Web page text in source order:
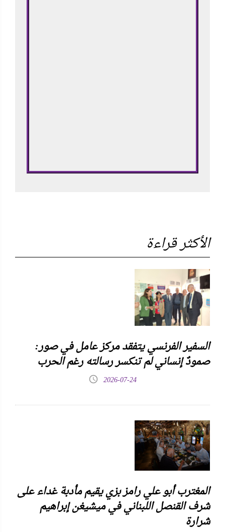
الأكثر قراءة
السفير الفرنسي يتفقد مركز عامل في صور:
صمودٌ إنساني لم تنكسر رسالته رغم الحرب
2026-07-24
المغترب أبو علي رامز بزي يقيم مأدبة غداء على
شرف القنصل اللبناني في ميشيغن إبراهيم
شرارة